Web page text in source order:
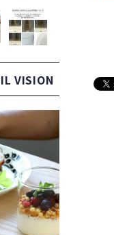
VISION